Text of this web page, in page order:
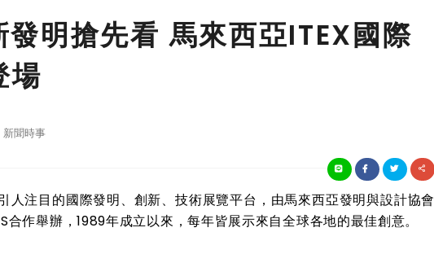
明搶先看 馬來西亞ITEX國際
場
新聞時事
人注目的國際發明、創新、技術展覽平台，由馬來西亞發明與設計協會
作舉辦，1989年成立以來，每年皆展示來自全球各地的最佳創意。